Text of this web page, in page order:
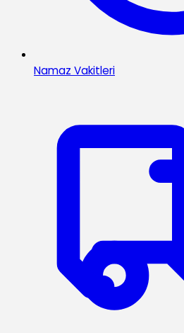
Namaz Vakitleri